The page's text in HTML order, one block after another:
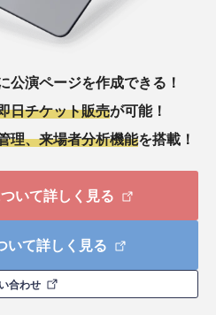
公演ページを作成できる！
日チケット販売が可能！
理、来場者分析機能を搭載！
いて詳しく見る
いて詳しく見る
合わせ